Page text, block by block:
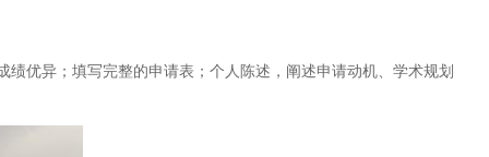
优异；填写完整的申请表；个人陈述，阐述申请动机、学术规划